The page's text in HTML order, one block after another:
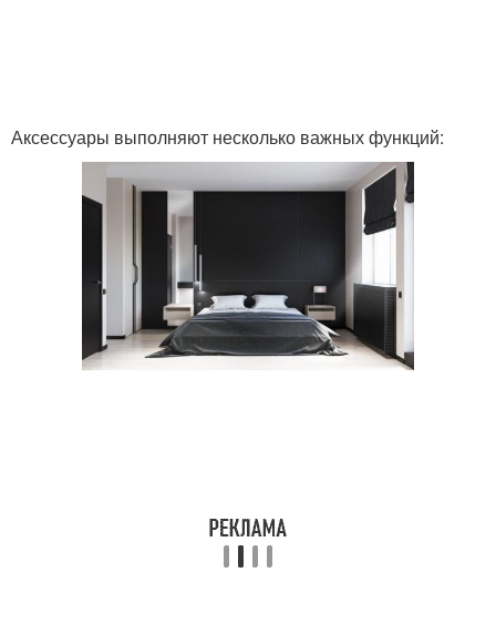
Кухня в темных тонах
Кухни в темных тонах Темная кухня
Аксессуары выполняют несколько важных функций: